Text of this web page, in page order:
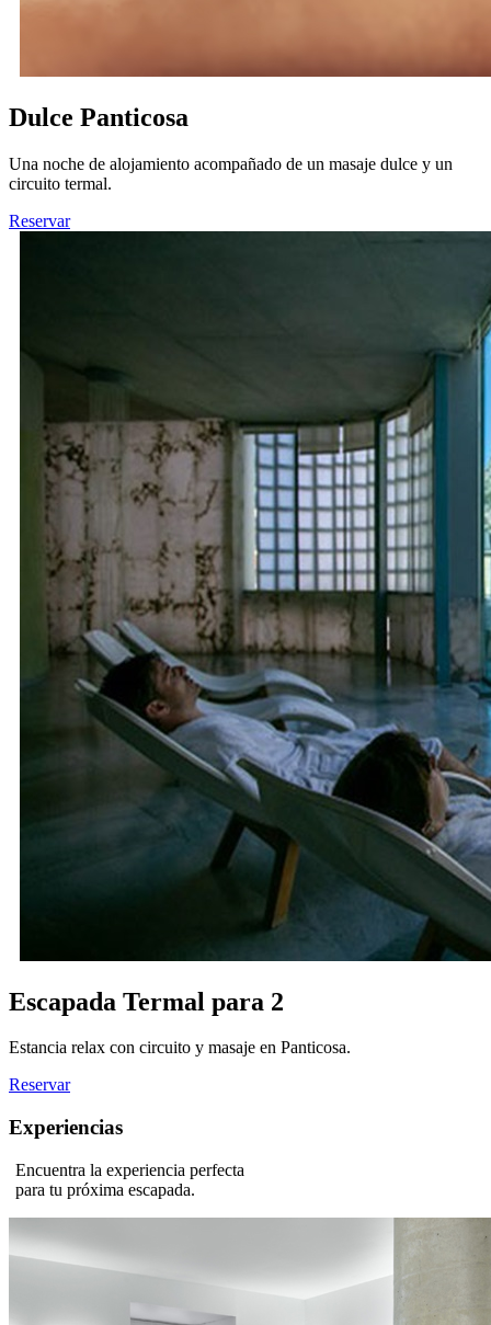
Dulce Panticosa
Una noche de alojamiento acompañado de un masaje dulce y un
circuito termal.
Reservar
Escapada Termal para 2
Estancia relax con circuito y masaje en Panticosa.
Reservar
Experiencias
Encuentra la experiencia perfecta
para tu próxima escapada.